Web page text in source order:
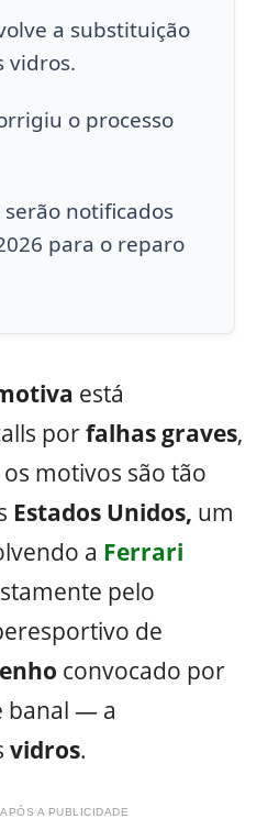
a substituição
vidros.
o processo
notificados
para o reparo
está
porfalhas graves,
motivos são tão
Estados Unidos, um
a Ferrari
pelo
de
convocado por
banal — a
vidros.
A PUBLICIDADE